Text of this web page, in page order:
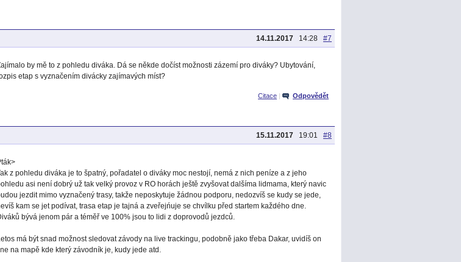
14.11.2017 14:28 #7
by mě to z pohledu diváka. Dá se někde dočíst možnosti zázemí pro diváky? Ubytování,
etap s vyznačením divácky zajímavých míst?
Citace | Odpovědět
15.11.2017 19:01 #8
z pohledu diváka je to špatný, pořadatel o diváky moc nestojí, nemá z nich peníze a z jeho
asi není dobrý už tak velký provoz v RO horách ještě zvyšovat dalšíma lidmama, který navic
jezdit mimo vyznačený trasy, takže neposkytuje žádnou podporu, nedozvíš se kudy se jede,
kam se jet podívat, trasa etap je tajná a zveřejńuje se chvílku před startem každého dne.
bývá jenom pár a téměř ve 100% jsou to lidi z doprovodů jezdců.
má být snad možnost sledovat závody na live trackingu, podobně jako třeba Dakar, uvidíš on
na mapě kde který závodník je, kudy jede atd.